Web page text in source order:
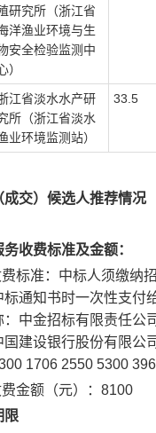
研究所（浙江省
洋渔业环境与生
安全检验监测中
）
江省淡水水产研
所（浙江省淡水
业环境监测站）
33.5
成交）候选人推荐情况
收费标准及金额：
标准： 中标人须缴纳
通知书时一次性支付
：中金招标有限责任公
国建设银行股份有限公
1706 2550 5300
金额（元）： 8100
限